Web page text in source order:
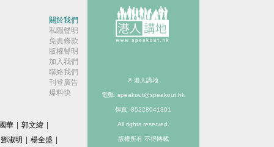
關於我們
私隱聲明
免責條款
版權聲明
加入我們
聯絡我們
刊登廣告
爆料快
華 郭文緯
鄧淑明
楊全盛
© 港人講地
電郵: speakout@speakout.hk
傳真: 85228041301
All rights reserved.
版權所有 不得轉載